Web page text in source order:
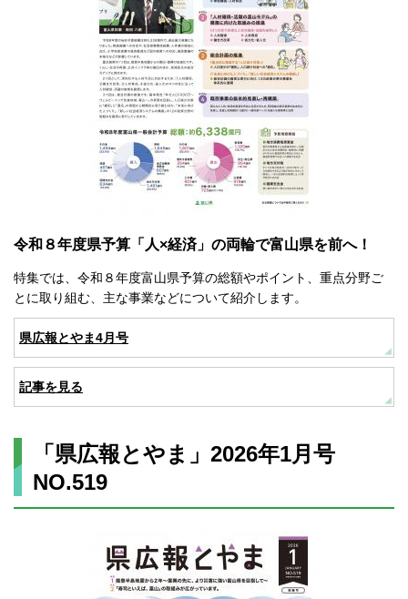
令和８年度県予算「人×経済」の両輪で富山県を前へ！
特集では、令和８年度富山県予算の総額やポイント、重点分野ご
とに取り組む、主な事業などについて紹介します。
県広報とやま4月号
記事を見る
「県広報とやま」2026年1月号
NO.519